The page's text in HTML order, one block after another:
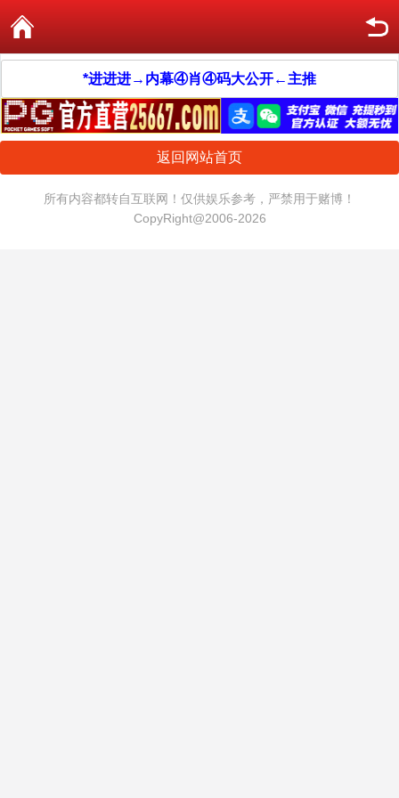
*进进进→内幕④肖④码大公开←主推
返回网站首页
所有内容都转自互联网！仅供娱乐参考，严禁用于赌博！
CopyRight@2006-2026